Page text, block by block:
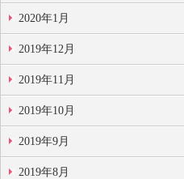
2020年1月
2019年12月
2019年11月
2019年10月
2019年9月
2019年8月